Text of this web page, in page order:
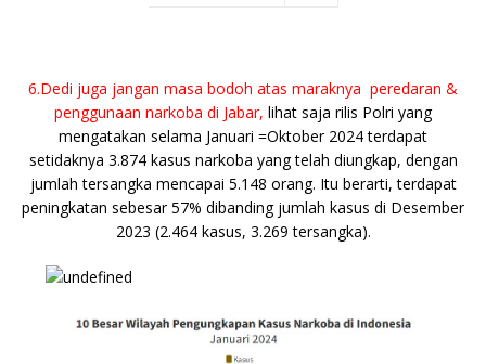
6.Dedi juga jangan masa bodoh atas maraknya peredaran &
penggunaan narkoba di Jabar, lihat saja rilis Polri yang
mengatakan selama Januari =Oktober 2024 terdapat
setidaknya 3.874 kasus narkoba yang telah diungkap, dengan
jumlah tersangka mencapai 5.148 orang. Itu berarti, terdapat
peningkatan sebesar 57% dibanding jumlah kasus di Desember
2023 (2.464 kasus, 3.269 tersangka).